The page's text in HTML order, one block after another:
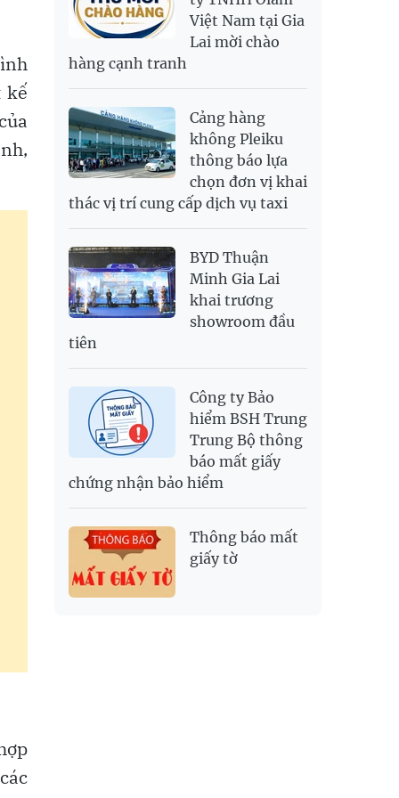
kế
SAR
6,949.25
7,248.34
2,700.94
2,815.47
SGD
19,907.29
USD
26,020 26,050 26,430
Việt Nam tại Gia
Lai mời chào
hàng cạnh tranh
Cảng hàng
không Pleiku
thông báo lựa
chọn đơn vị khai
thác vị trí cung cấp dịch vụ taxi
BYD Thuận
Minh Gia Lai
khai trương
showroom đầu
tiên
Công ty Bảo
hiểm BSH Trung
Trung Bộ thông
báo mất giấy
chứng nhận bảo hiểm
Thông báo mất
giấy tờ